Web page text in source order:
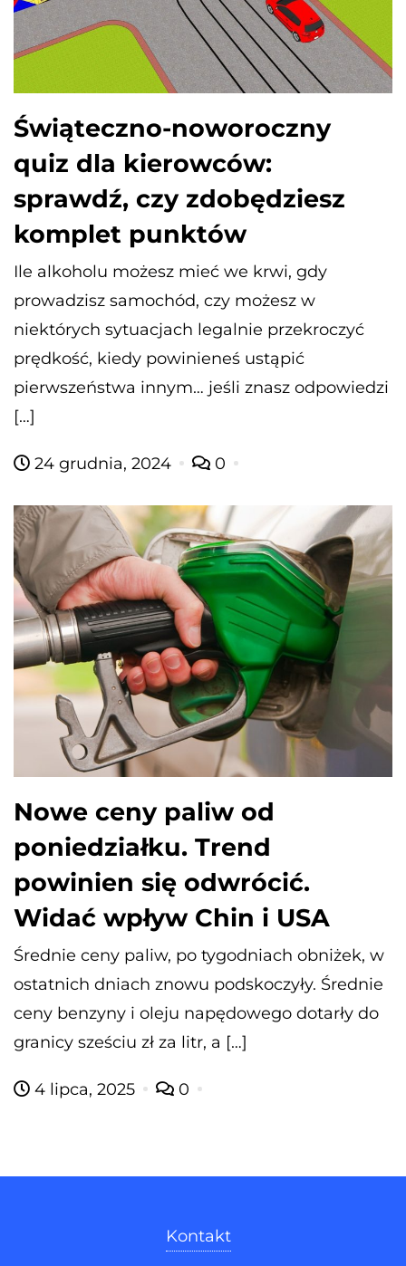
Świąteczno-noworoczny
quiz dla kierowców:
sprawdź, czy zdobędziesz
komplet punktów
Ile alkoholu możesz mieć we krwi, gdy
prowadzisz samochód, czy możesz w
niektórych sytuacjach legalnie przekroczyć
prędkość, kiedy powinieneś ustąpić
pierwszeństwa innym… jeśli znasz odpowiedzi
[…]
24 grudnia, 2024 0
Nowe ceny paliw od
poniedziałku. Trend
powinien się odwrócić.
Widać wpływ Chin i USA
Średnie ceny paliw, po tygodniach obniżek, w
ostatnich dniach znowu podskoczyły. Średnie
ceny benzyny i oleju napędowego dotarły do
granicy sześciu zł za litr, a […]
4 lipca, 2025 0
Kontakt